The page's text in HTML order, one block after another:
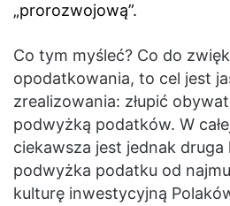
„prorozwojową”.
Co tym myśleć? Co do
opodatkowania, to cel jest
zrealizowania: złupić
podwyżką podatków. W
ciekawsza jest jednak druga
podwyżka podatku od
kulturę inwestycyjną